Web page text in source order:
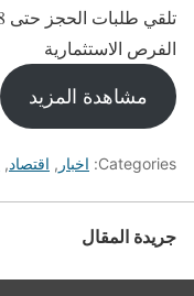
الفرص الاستثمارية
مشاهدة المزيد
Categories: اخبار , اقتصاد,
جريدة المقال